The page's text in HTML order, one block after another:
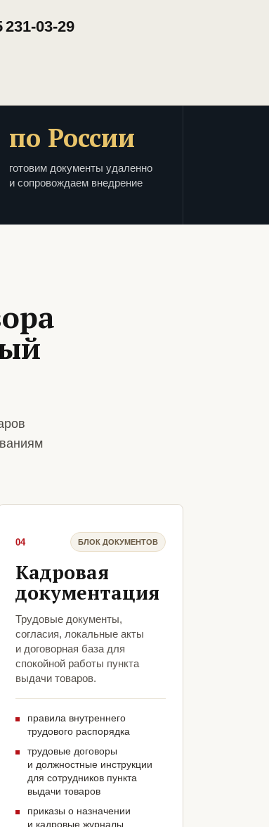
231-03-29
по России
готовим документы удаленно
и сопровождаем внедрение
04 БЛОК ДОКУМЕНТОВ
Кадровая
документация
Трудовые документы,
согласия, локальные акты
и договорная база для
спокойной работы пункта
выдачи товаров.
правила внутреннего
трудового распорядка
трудовые договоры
и должностные инструкции
для сотрудников пункта
выдачи товаров
приказы о назначении
и кадровые журналы